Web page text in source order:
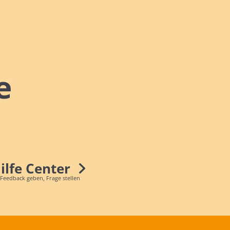
Center
geben, Frage stellen